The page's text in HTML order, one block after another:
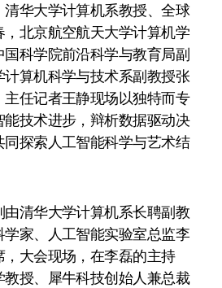
华大学计算机系教授、全球
北京航空航天大学计算机学
科学院前沿科学与教育局副
算机科学与技术系副教授张
任记者王静现场以独特而专
技术进步，辩析数据驱动决
探索人工智能科学与艺术结
由清华大学计算机系长聘副教
家、人工智能实验室总监李
大会现场，在李磊的主持
授、犀牛科技创始人兼总裁